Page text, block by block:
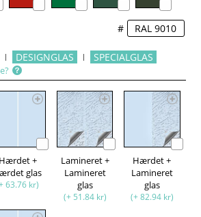
#
DESIGNGLAS SPECIALGLAS
Hærdet +
glas
63.76 kr)
Lamineret +
Lamineret
glas
(+ 51.84 kr)
Hærdet +
Lamineret
glas
(+ 82.94 kr)